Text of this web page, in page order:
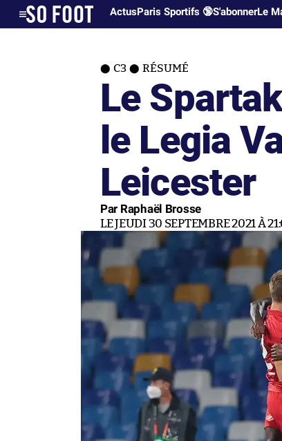
ActusParis Sportifs 🔞S'abonnerLe
C3 RÉSUMÉ
Le
le Legia
Leicester
Par Raphaël Brosse
LE JEUDI 30 SEPTEMBRE 2021 À